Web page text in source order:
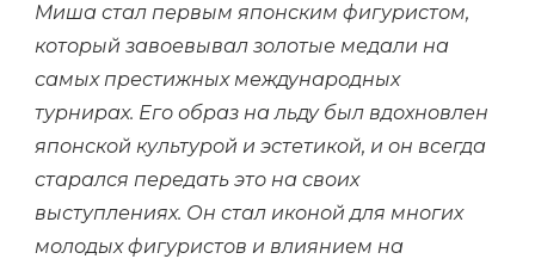
Миша стал первым японским фигуристом,
который завоевывал золотые медали на
самых престижных международных
турнирах. Его образ на льду был вдохновлен
японской культурой и эстетикой, и он всегда
старался передать это на своих
выступлениях. Он стал иконой для многих
молодых фигуристов и влиянием на